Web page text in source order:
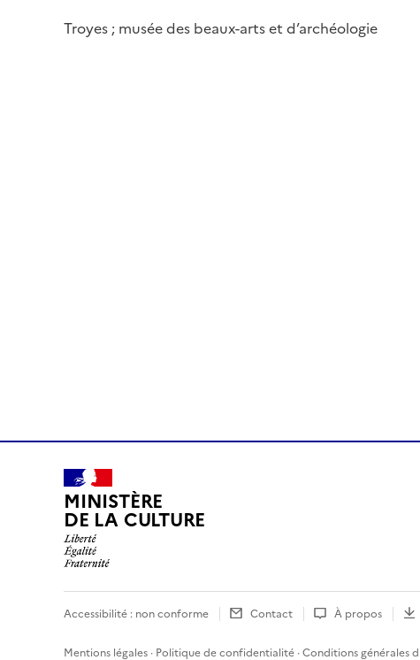
Troyes ; musée des beaux-arts et d’archéologie
MINISTÈRE
DE LA CULTURE
Accessibilité : non conforme Contact À propos
Mentions légales · Politique de confidentialité ·Conditions générales